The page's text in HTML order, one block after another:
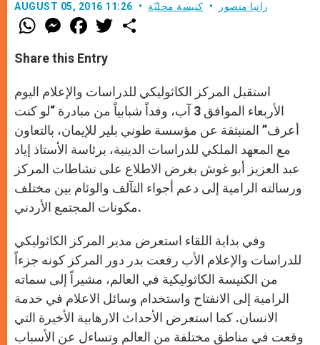
AUGUST 05, 2016 11:26 رانيا منصور كنيسة محليّة
W
h
t
s
p
M
e
s
e
g
e
r
F
a
e
b
o
k
w
Share this Entry
استقبل المركز الكاثوليكي للدراسات والإعلام اليوم
الأربعاء الموافق 3 آب، وفداً شبابياً من مبادرة “لو كنت
أعرف” المنبثقة عن مؤسسة طوني بلير للإيمان، بالتعاون
مع المعهد الملكي للدراسات الدينية، برئاسة الأستاذ إياد
عبد العزيز أبو غوش بغرض الاطلاع على نشاطات المركز
ورسالته الرامية إلى دعم أجواء التآلف والوئام بين مختلف
مكونات المجتمع الأردني.
وفي بداية اللقاء استعرض مدير المركز الكاثوليكي
للدراسات والإعلام الأب رفعت بدر دور المركز كونه جزءاً
من الكنيسة الكاثوليكية في العالم، مشيراً إلى سماته
الرامية إلى الانفتاح واستخدام وسائل الاعلام في خدمة
الانسان. كما استعرض الأحداث الارهابية الأخيرة التي
وقعت في مناطق مختلفة من العالم وتساءل عن الأسباب